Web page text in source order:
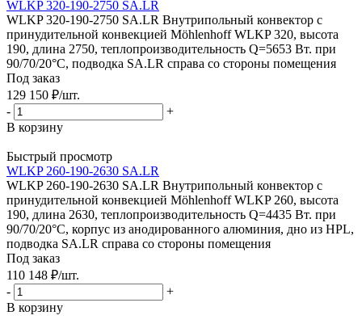
WLKP 320-190-2750 SA.LR
WLKP 320-190-2750 SA.LR Внутрипольный конвектор с
принудительной конвекцией Möhlenhoff WLKP 320, высота
190, длина 2750, теплопроизводительность Q=5653 Вт. при
90/70/20°C, подводка SA.LR справа со стороны помещения
Под заказ
129 150 ₽/шт.
-
+
В корзину
Быстрый просмотр
WLKP 260-190-2630 SA.LR
WLKP 260-190-2630 SA.LR Внутрипольный конвектор с
принудительной конвекцией Möhlenhoff WLKP 260, высота
190, длина 2630, теплопроизводительность Q=4435 Вт. при
90/70/20°C, корпус из анодированного алюминия, дно из HPL,
подводка SA.LR справа со стороны помещения
Под заказ
110 148 ₽/шт.
-
+
В корзину